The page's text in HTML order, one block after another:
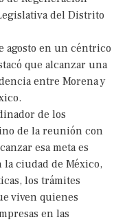
del Distrito
agosto en un céntrico
que alcanzar una
entre Morena y
de los
de la reunión con
esa meta es
la ciudad de México,
los trámites
viven quienes
en las